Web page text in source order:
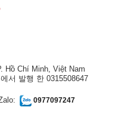
Hồ Chí Minh, Việt Nam
서 발행 한 0315508647
0977097247